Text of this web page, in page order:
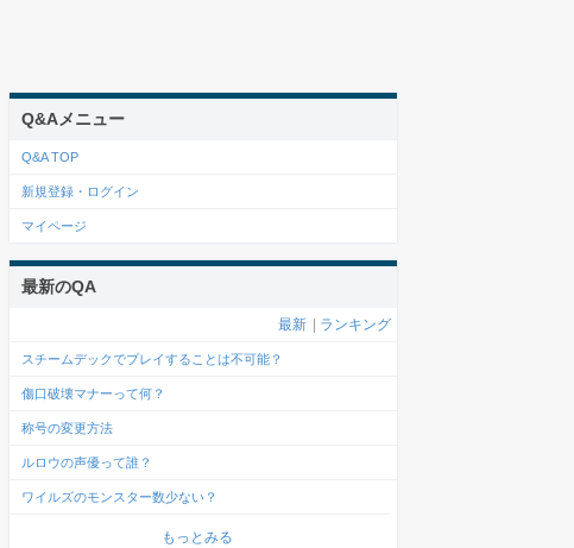
Q&Aメニュー
Q&A TOP
新規登録・ログイン
マイページ
最新のQA
最新 ランキング
スチームデックでプレイすることは不可能？
傷口破壊マナーって何？
称号の変更方法
ルロウの声優って誰？
ワイルズのモンスター数少ない？
もっとみる